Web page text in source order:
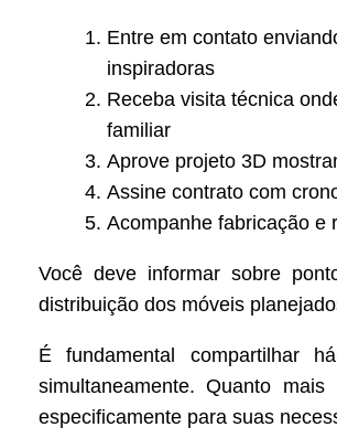
Entre em contato
inspiradoras
Receba visita técnica
familiar
Aprove projeto 3D
Assine contrato com
Acompanhe fabricação e
Você deve informar sobre
distribuição dos móveis
É fundamental compartilhar
simultaneamente. Quanto
especificamente para suas